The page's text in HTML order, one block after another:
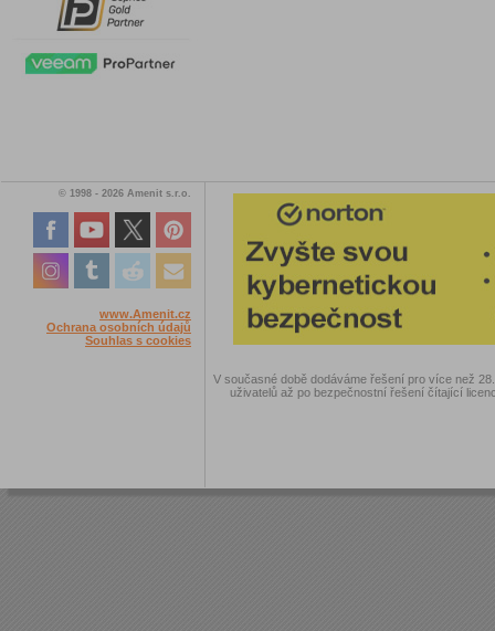
© 1998 - 2026 Amenit s.r.o.
www.Amenit.cz
Ochrana osobních údajů
Souhlas s cookies
V současné době dodáváme řešení pro více než
uživatelů až po bezpečnostní řešení čítající